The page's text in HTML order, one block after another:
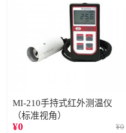
MI-210手持式红外测温仪
（标准视角）
¥0 ¥0